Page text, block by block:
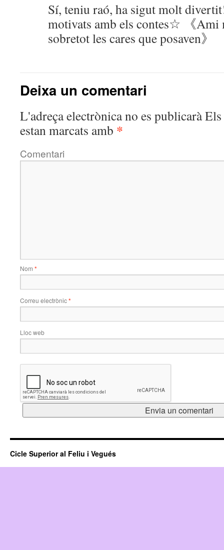
Sí, teniu raó, ha sigut molt
motivats amb els contes☆ 《Ami
sobretot les cares que posaven》
Deixa un comentari
L'adreça electrònica no es publicaràEls
estan marcats amb *
Comentari
Nom *
Correu electrònic*
Lloc web
Cicle Superior al Feliu i Vegués